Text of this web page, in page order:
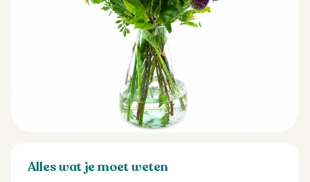
Alles wat je moet weten